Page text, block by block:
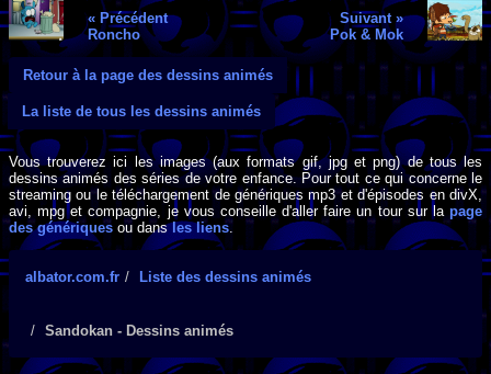
« Précédent
Roncho
Suivant »
Pok & Mok
Retour à la page des dessins animés
La liste de tous les dessins animés
Vous trouverez ici les images (aux formats gif, jpg et png) de tous les
dessins animés des séries de votre enfance. Pour tout ce qui concerne le
streaming ou le téléchargement de génériques mp3 et d'épisodes en divX,
avi, mpg et compagnie, je vous conseille d'aller faire un tour sur la page
des génériques ou dansles liens.
albator.com.fr Liste des dessins animés
Sandokan - Dessins animés